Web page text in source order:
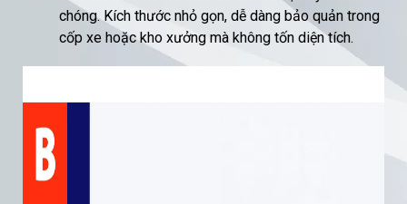
chóng. Kích thước nhỏ gọn, dễ dàng bảo quản trong
cốp xe hoặc kho xưởng mà không tốn diện tích.